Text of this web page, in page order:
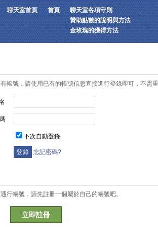
聊天室首頁 首頁
聊天室各項守則
贊助點數的說明與方法
金玫瑰的獲得方法
帳號，請使用已有的帳號信息直接進行登錄即可，不需
下次自動登錄
忘記密碼?
行帳號，請先註冊一個屬於自己的帳號吧。
立即註冊